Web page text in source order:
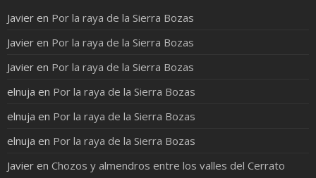
Javier en Por la raya de la Sierra Bozas
Javier en Por la raya de la Sierra Bozas
Javier en Por la raya de la Sierra Bozas
elnuja en Por la raya de la Sierra Bozas
elnuja en Por la raya de la Sierra Bozas
elnuja en Por la raya de la Sierra Bozas
Javier en Chozos y almendros entre los valles del Cerrato